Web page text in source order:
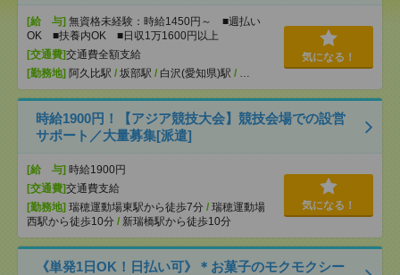
[給 与] 無資格未経験：時給1450円～ ■週払い
OK ■扶養内OK ■日収1万1600円以上
[交通費]交通費全額支給
[勤務地] 阿久比駅 / 坂部駅 / 白沢(愛知県)駅 / …
気になる！
時給1900円！【アジア競技大会】競技会場での設営
サポート／大量募集[派遣]
[給 与] 時給1900円
[交通費]交通費支給
[勤務地] 瑞穂運動場東駅から徒歩7分 / 瑞穂運動場
西駅から徒歩10分 / 新瑞橋駅から徒歩10分
気になる！
《単発1日OK！日払い可》＊お菓子のモクモクシー